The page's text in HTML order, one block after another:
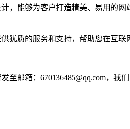
，能够为客户打造精美、易用的
犹质的服务和支持，帮助您在互联
邮箱：670136485@qq.com，我